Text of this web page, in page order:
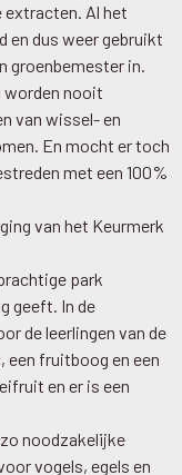
extracten. Al het
dus weer gebruikt
groenbemester in.
worden nooit
van wissel- en
En mocht er toch
met een 100%
van het Keurmerk
park
geeft. In de
de leerlingen van de
een fruitboog en een
en er is een
noodzakelijke
vogels, egels en